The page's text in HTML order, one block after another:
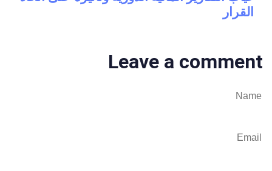
القرار
Leave a comment